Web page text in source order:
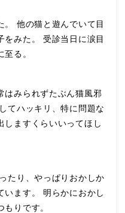
。 他の猫と遊んでいて目
をみた。 受診当日に涙目
る。
はみられずたぶん猫風邪
てハッキリ、特に問題な
しますくらいいってほし
たり、やっぱりおかしか
います。 明らかにおかし
りです。